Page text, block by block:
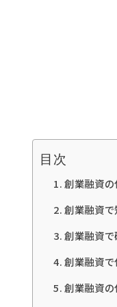
目次
創業融資
創業融資
創業融資
創業融資
創業融資